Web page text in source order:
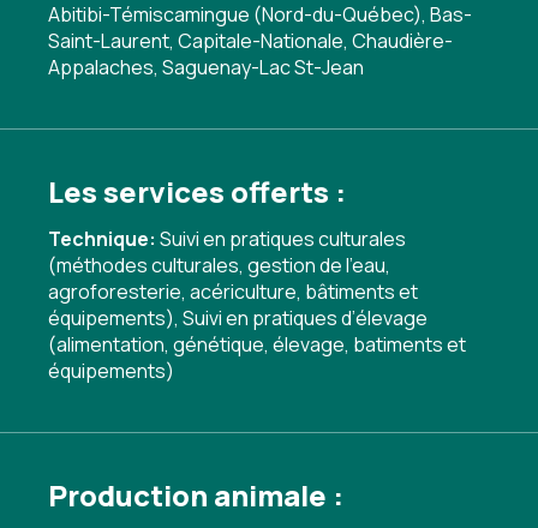
Abitibi-Témiscamingue (Nord-du-Québec), Bas-
Saint-Laurent, Capitale-Nationale, Chaudière-
Appalaches, Saguenay-Lac St-Jean
Les services offerts :
Technique: Suivi en pratiques culturales
(méthodes culturales, gestion de l'eau,
agroforesterie, acériculture, bâtiments et
équipements), Suivi en pratiques d’élevage
(alimentation, génétique, élevage, batiments et
équipements)
Production animale :